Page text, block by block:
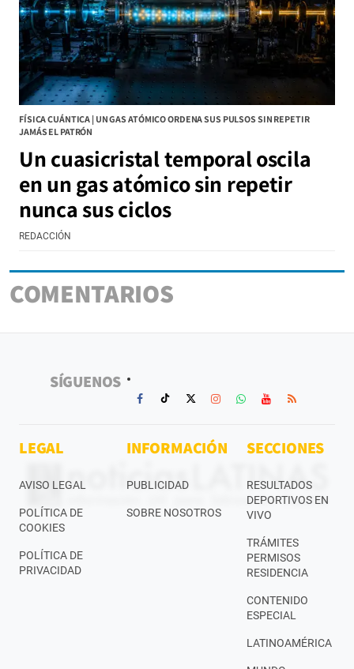
FÍSICA CUÁNTICA | UN GAS ATÓMICO ORDENA SUS PULSOS SIN REPETIR
JAMÁS EL PATRÓN
Un cuasicristal temporal oscila
en un gas atómico sin repetir
nunca sus ciclos
REDACCIÓN
COMENTARIOS
SÍGUENOS
LEGAL
AVISO LEGAL
POLÍTICA DE
COOKIES
POLÍTICA DE
PRIVACIDAD
INFORMACIÓN
PUBLICIDAD
SOBRE NOSOTROS
SECCIONES
RESULTADOS
DEPORTIVOS EN
VIVO
TRÁMITES
PERMISOS
RESIDENCIA
CONTENIDO
ESPECIAL
LATINOAMÉRICA